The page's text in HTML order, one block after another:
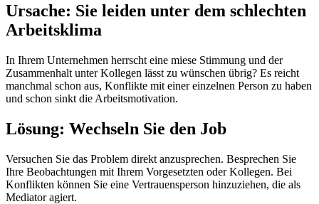
Ursache: Sie leiden unter dem schlechten
Arbeitsklima
In Ihrem Unternehmen herrscht eine miese Stimmung und der
Zusammenhalt unter Kollegen lässt zu wünschen übrig? Es reicht
manchmal schon aus, Konflikte mit einer einzelnen Person zu haben
und schon sinkt die Arbeitsmotivation.
Lösung: Wechseln Sie den Job
Versuchen Sie das Problem direkt anzusprechen. Besprechen Sie
Ihre Beobachtungen mit Ihrem Vorgesetzten oder Kollegen. Bei
Konflikten können Sie eine Vertrauensperson hinzuziehen, die als
Mediator agiert.